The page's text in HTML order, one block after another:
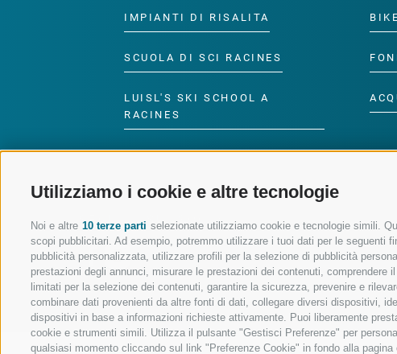
Utilizziamo i cookie e altre tecnologie
Noi e altre 10 terze parti selezionate utilizziamo cookie e tecnologie simili.
scopi pubblicitari. Ad esempio, potremmo utilizzare i tuoi dati per le seguenti
pubblicità personalizzata, utilizzare profili per la selezione di pubblicità
prestazioni degli annunci, misurare le prestazioni dei contenuti,
limitati per la selezione dei contenuti, garantire la sicurezza, prevenire e
combinare dati provenienti da altre fonti di dati, collegare diversi dispositivi,
dispositivi in base a informazioni richieste attivamente. Puoi liberamente
cookie e strumenti simili. Utilizza il pulsante "Gestisci Preferenze" per
qualsiasi momento cliccando sul link "Preferenze Cookie" in fondo alla
IMPIANTI DI RISALITA
SCUOLA DI SCI RACINES
LUISL'S SKI SCHOOL A
RACINES
BIKE
SEGUICI SUI SOCIAL